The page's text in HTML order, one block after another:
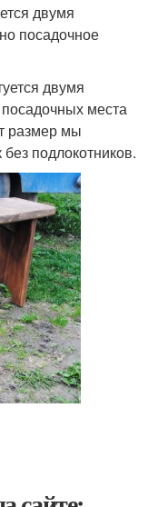
двумя
посадочное
двумя
места
размер мы
подлокотников.